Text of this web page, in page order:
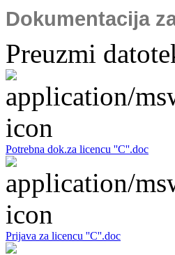
Dokumentacija
Preuzmi
Potrebna dok.za licencu ''C''.doc
Prijava za licencu ''C''.doc